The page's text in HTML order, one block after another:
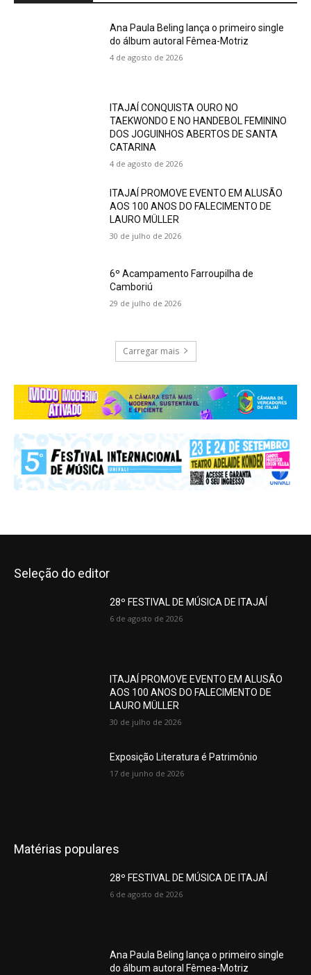
Ana Paula Beling lança o primeiro single
do álbum autoral Fêmea-Motriz
4 de agosto de 2026
ITAJAÍ CONQUISTA OURO NO
TAEKWONDO E NO HANDEBOL FEMININO
DOS JOGUINHOS ABERTOS DE SANTA
CATARINA
4 de agosto de 2026
ITAJAÍ PROMOVE EVENTO EM ALUSÃO
AOS 100 ANOS DO FALECIMENTO DE
LAURO MÜLLER
30 de julho de 2026
6º Acampamento Farroupilha de
Camboriú
29 de julho de 2026
Carregar mais
Seleção do editor
28º FESTIVAL DE MÚSICA DE ITAJAÍ
6 de agosto de 2026
ITAJAÍ PROMOVE EVENTO EM ALUSÃO
AOS 100 ANOS DO FALECIMENTO DE
LAURO MÜLLER
30 de julho de 2026
Exposição Literatura é Patrimônio
17 de junho de 2026
Matérias populares
28º FESTIVAL DE MÚSICA DE ITAJAÍ
6 de agosto de 2026
Ana Paula Beling lança o primeiro single
do álbum autoral Fêmea-Motriz